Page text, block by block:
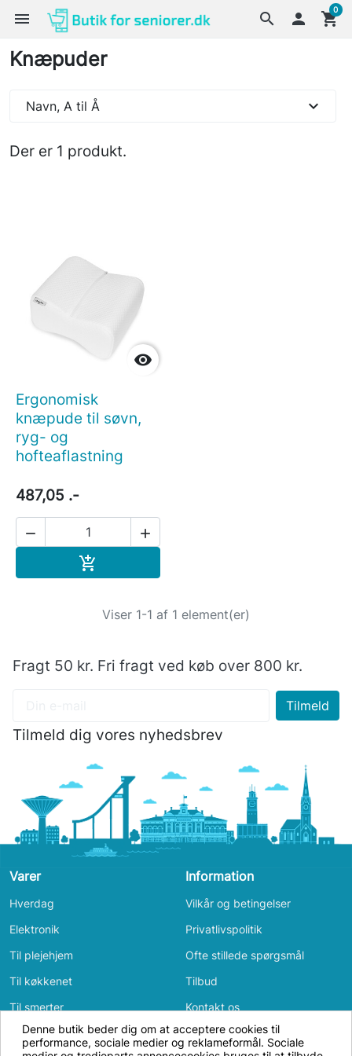
search
menu  shopping_cart
0
Knæpuder
Der er 1 produkt.
Navn, A til Å expand_more

Ergonomisk
knæpude til søvn,
ryg- og
hofteaflastning
487,05 .-
 

Viser 1-1 af 1 element(er)
Fragt 50 kr. Fri fragt ved køb over 800 kr.
Tilmeld dig vores nyhedsbrev
Varer
Hverdag
Elektronik
Til plejehjem
Til køkkenet
Til smerter
Til badeværelset
Information
Vilkår og betingelser
Privatlivspolitik
Ofte stillede spørgsmål
Tilbud
Kontakt os
Log ind
Vi bruger cookies og annonceidentifikatorer
Denne butik beder dig om at acceptere cookies til
performance, sociale medier og reklameformål. Sociale